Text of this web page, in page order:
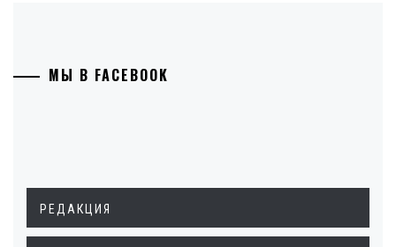
МЫ В FACEBOOK
РЕДАКЦИЯ